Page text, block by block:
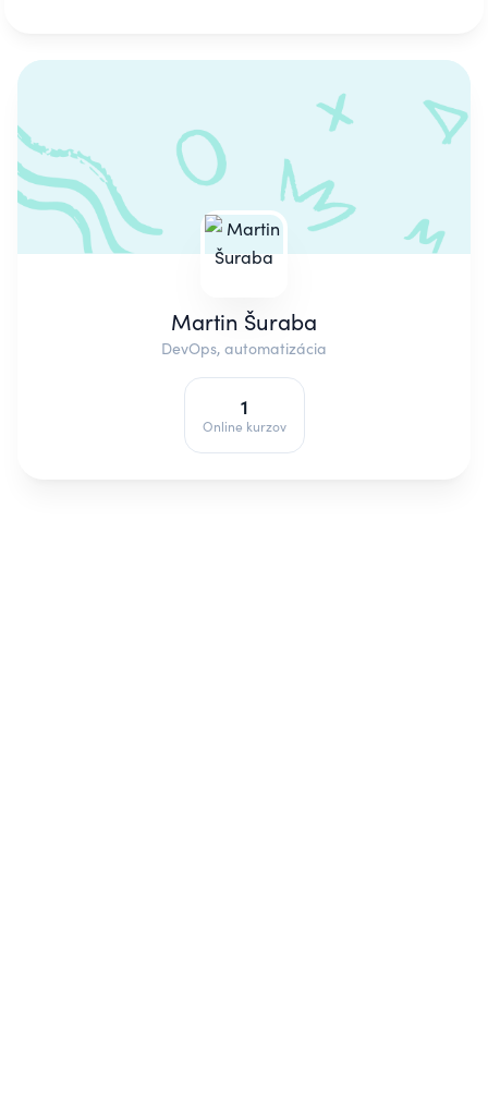
Martin Šuraba
DevOps, automatizácia
1
Online kurzov